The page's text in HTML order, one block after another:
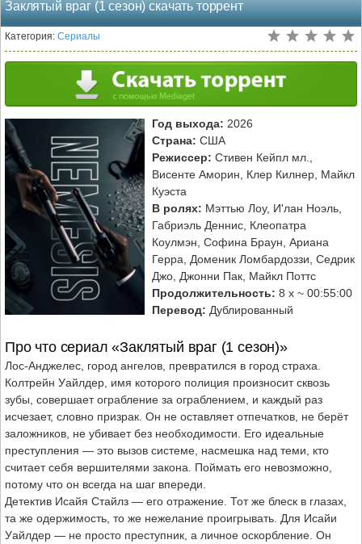
Заклятый враг (1 сезон) скачать торрент
Категория: Сериалы
Год выхода: 2026
Страна: США
Режиссер: Стивен Кейпл мл.,
Висенте Аморин, Клер Килнер, Майкл
Куэста
В ролях: Мэттью Лоу, И'лан Ноэль,
Габриэль Деннис, Клеопатра
Коулмэн, Софина Браун, Ариана
Герра, Доменик Ломбардоззи, Седрик
Джо, Джонни Пак, Майкл Поттс
Продолжительность: 8 x ~ 00:55:00
Перевод: Дублированный
Про что сериал «Заклятый враг (1 сезон)»
Лос-Анджелес, город ангелов, превратился в город страха.
Колтрейн Уайлдер, имя которого полиция произносит сквозь
зубы, совершает ограбление за ограблением, и каждый раз
исчезает, словно призрак. Он не оставляет отпечатков, не берёт
заложников, не убивает без необходимости. Его идеальные
преступления — это вызов системе, насмешка над теми, кто
считает себя вершителями закона. Поймать его невозможно,
потому что он всегда на шаг впереди.
Детектив Исайя Стайлз — его отражение. Тот же блеск в глазах,
та же одержимость, то же нежелание проигрывать. Для Исайи
Уайлдер — не просто преступник, а личное оскорбление. Он